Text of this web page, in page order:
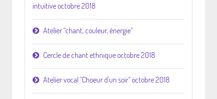
intuitive octobre 2018
Atelier "chant, couleur, énergie"
Cercle de chant ethnique octobre 2018
Atelier vocal "Choeur d'un soir" octobre 2018